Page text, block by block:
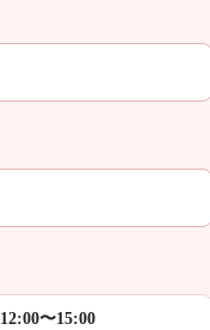
12:00〜15:00